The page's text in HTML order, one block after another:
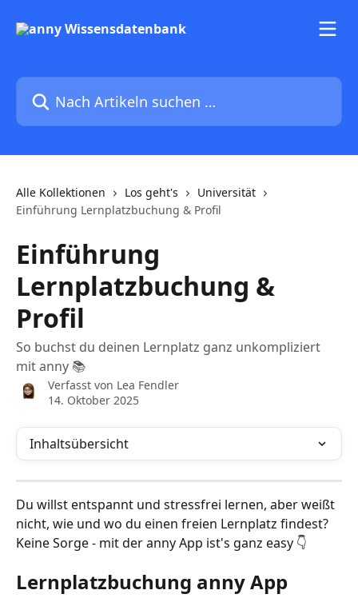
Nach Artikeln suchen …
Alle Kollektionen Los geht's
Universität
Einführung Lernplatzbuchung & Profil
Einführung
Lernplatzbuchung &
Profil
So buchst du deinen Lernplatz ganz unkompliziert
mit anny 📚
Verfasst von Lea Fendler
14. Oktober 2025
Inhaltsübersicht
Du willst entspannt und stressfrei lernen, aber weißt
nicht, wie und wo du einen freien Lernplatz findest?
Keine Sorge - mit der anny App ist's ganz easy 👇
Lernplatzbuchung anny App